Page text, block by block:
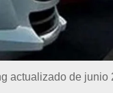
actualizado de junio